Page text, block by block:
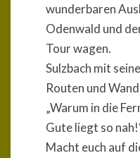
wunderbaren
Odenwald und
Tour wagen.
Sulzbach mit
Routen und
„Warum in die
Gute liegt so
Macht euch auf